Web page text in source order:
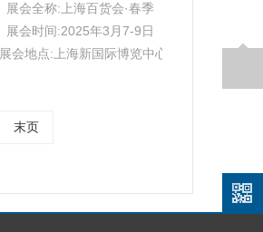
展会全称:上海百货会·春季
展会时间:2025年3月7-9日
展会地点:上海新国际博览中心w1-w5
末页